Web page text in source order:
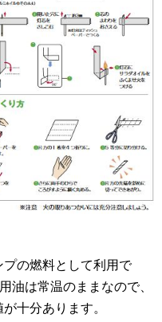
の燃料として利用で
油は常温のままなので、
十分あります。